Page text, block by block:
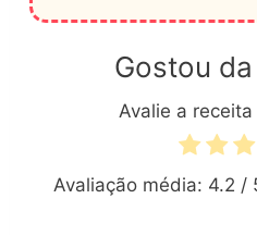
Gostou
Avalie a
Avaliação média: 4.2 /